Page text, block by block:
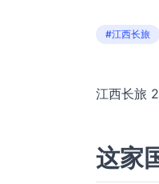
#江西长旅
江西长旅
这家